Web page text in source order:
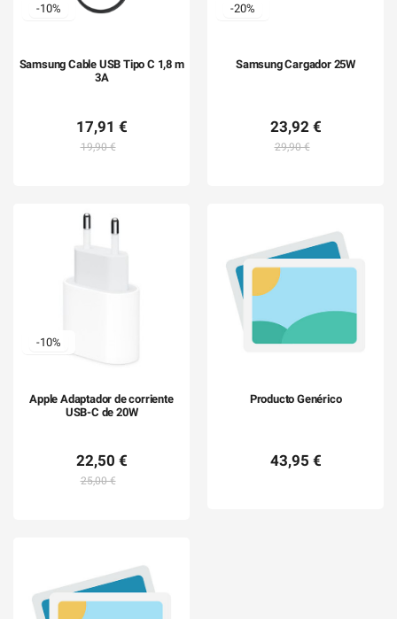
-10%
Samsung Cable USB Tipo C 1,8 m
3A
17,91 €
19,90 €
-20%
Samsung Cargador 25W
23,92 €
29,90 €
-10%
Apple Adaptador de corriente
USB-C de 20W
22,50 €
25,00 €
Producto Genérico
43,95 €